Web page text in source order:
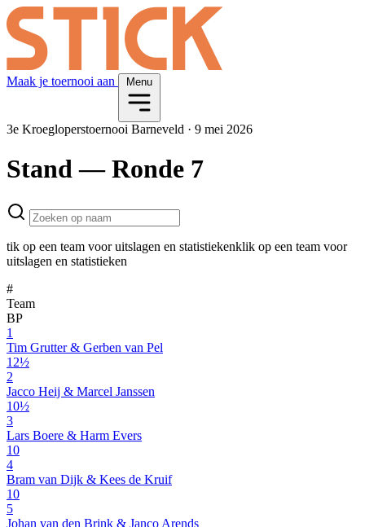
Maak je toernooi aan Menu
3e Kroegloperstoernooi Barneveld · 9 mei 2026
Stand— Ronde 7
tik op een team voor uitslagen en statistiekenklik op een team voor
uitslagen en statistieken
#
Team
BP
1
Tim Grutter & Gerben van Pel
12½
2
Jacco Heij & Marcel Janssen
10½
3
Lars Boere & Harm Evers
10
4
Bram van Dijk & Kees de Kruif
10
5
Johan van den Brink & Janco Arends